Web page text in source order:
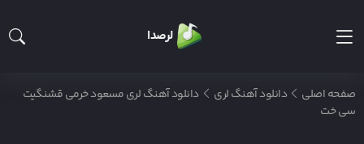
لرصدا
صفحه اصلی دانلود آهنگ لری
دانلود آهنگ لری مسعود خرمی قشنگیت
سی خت